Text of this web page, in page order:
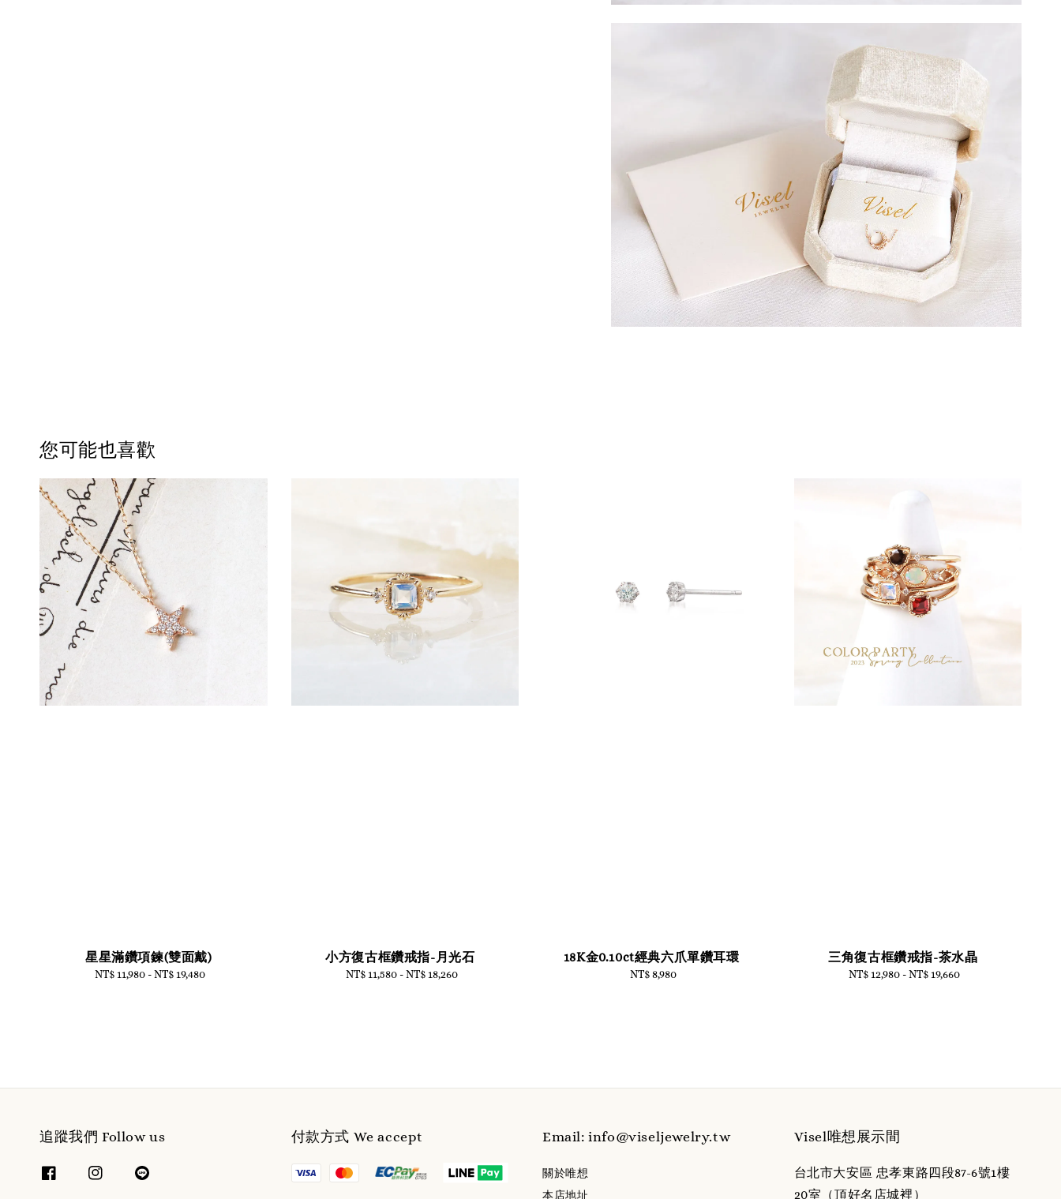
您可能也喜歡
星星滿鑽項鍊(雙面戴)
Regular
NT$ 11,980 -NT$ 19,480
小方復古框鑽戒指-月光石
Regular
NT$ 11,580-NT$ 18,260
18K金0.10ct經典六爪單鑽耳環
Regular
NT$ 8,980
三角復古框鑽戒指-茶水晶
Regular
NT$ 12,980 -NT$ 19,660
追蹤我們 Follow us 付款方式 We accept Email: info@viseljewelry.tw
關於唯想
本店地址
Visel唯想展示間
台北市大安區 忠孝東路四段87-6號1樓
20室（頂好名店城裡）